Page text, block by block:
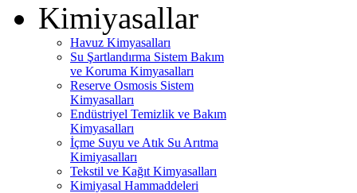
Kimiyasallar
Havuz Kimyasalları
Su Şartlandırma Sistem Bakım
ve Koruma Kimyasalları
Reserve Osmosis Sistem
Kimyasalları
Endüstriyel Temizlik ve Bakım
Kimyasalları
İçme Suyu ve Atık Su Arıtma
Kimiyasalları
Tekstil ve Kağıt Kimyasalları
Kimiyasal Hammaddeleri